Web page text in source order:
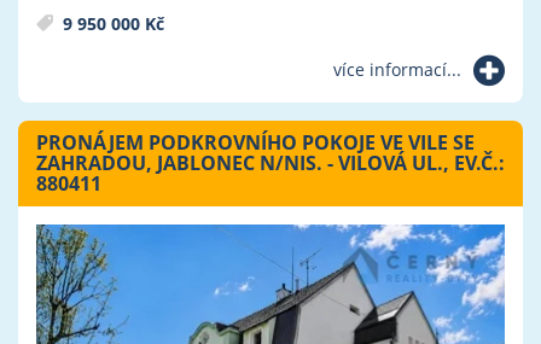
9 950 000 Kč
více informací...
PRONÁJEM PODKROVNÍHO POKOJE VE VILE SE
ZAHRADOU, JABLONEC N/NIS. - VILOVÁ UL., EV.Č.:
880411